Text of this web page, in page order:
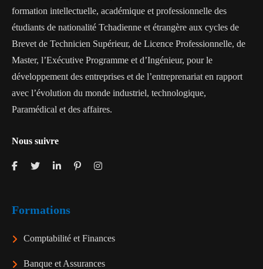
formation intellectuelle, académique et professionnelle des
étudiants de nationalité Tchadienne et étrangère aux cycles de
Brevet de Technicien Supérieur, de Licence Professionnelle, de
Master, l’Exécutive Programme et d’Ingénieur, pour le
développement des entreprises et de l’entreprenariat en rapport
avec l’évolution du monde industriel, technologique,
Paramédical et des affaires.
Nous suivre
Formations
Comptabilité et Finances
Banque et Assurances